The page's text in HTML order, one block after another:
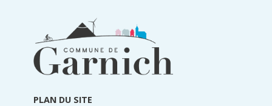
Informations
PLAN DU SITE